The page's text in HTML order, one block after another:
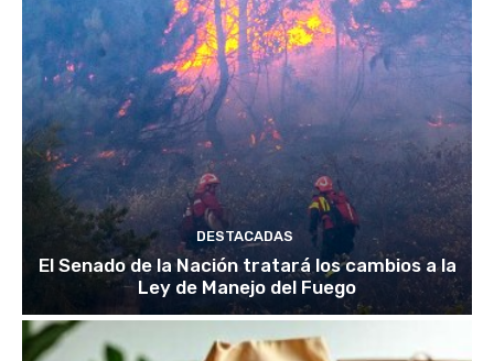
DESTACADAS
El Senado de la Nación tratará los cambios a la
Ley de Manejo del Fuego